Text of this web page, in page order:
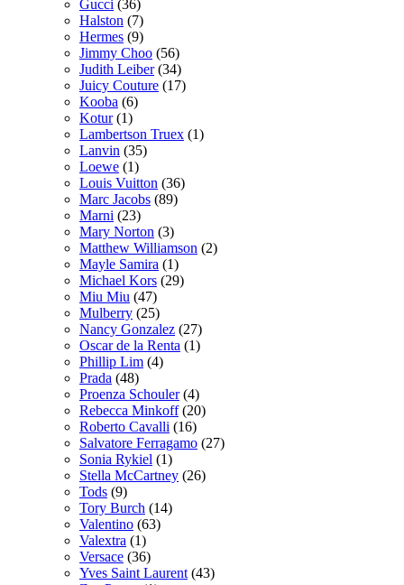
Gucci (36)
Halston (7)
Hermes (9)
Jimmy Choo (56)
Judith Leiber(34)
Juicy Couture (17)
Kooba (6)
Kotur(1)
Lambertson Truex (1)
Lanvin (35)
Loewe (1)
Louis Vuitton (36)
Marc Jacobs (89)
Marni (23)
Mary Norton (3)
Matthew Williamson (2)
Mayle Samira (1)
Michael Kors (29)
Miu Miu (47)
Mulberry (25)
Nancy Gonzalez (27)
Oscar de la Renta (1)
Phillip Lim (4)
Prada (48)
Proenza Schouler(4)
Rebecca Minkoff(20)
Roberto Cavalli (16)
Salvatore Ferragamo (27)
Sonia Rykiel (1)
Stella McCartney (26)
Tods (9)
Tory Burch (14)
Valentino (63)
Valextra (1)
Versace (36)
Yves Saint Laurent (43)